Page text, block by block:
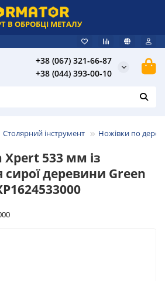
В ОБРОБЦІ МЕТАЛУ
+38 (067) 321-66-87
+38 (044) 393-00-10
Столярний інструмент Ножівки по
533 мм із
деревини Green